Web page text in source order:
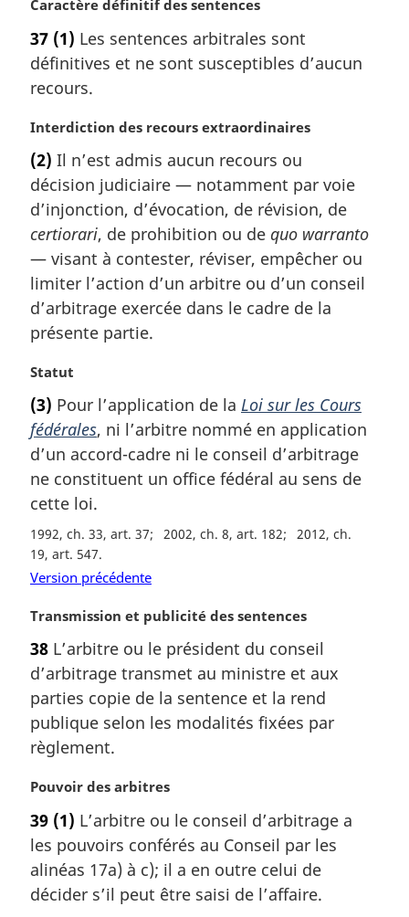
n
a
e
:
N
t
e
m
r
i
n
a
e
:
Caractère définitif des sentences
37 (1) Les sentences arbitrales sont
définitives et ne sont susceptibles d’aucun
recours.
N
t
e
m
a
g
i
n
a
l
e
Interdiction des recours extraordinaires
(2) Il n’est admis aucun recours ou
décision judiciaire — notamment par voie
d’injonction, d’évocation, de révision, de
certiorari, de prohibition ou de quo warranto
— visant à contester, réviser, empêcher ou
limiter l’action d’un arbitre ou d’un conseil
d’arbitrage exercée dans le cadre de la
présente partie.
N
t
e
m
a
g
i
n
a
e
Statut
(3) Pour l’application de la Loi sur les Cours
fédérales, ni l’arbitre nommé en application
d’un accord-cadre ni le conseil d’arbitrage
ne constituent un office fédéral au sens de
cette loi.
1992, ch. 33, art. 37 2002, ch. 8, art. 182
2012, ch.
19, art. 547
Version précédente
N
t
e
m
a
r
g
n
a
l
e
:
Transmission et publicité des sentences
38 L’arbitre ou le président du conseil
d’arbitrage transmet au ministre et aux
parties copie de la sentence et la rend
publique selon les modalités fixées par
règlement.
N
t
e
m
a
Pouvoir des arbitres
39 (1) L’arbitre ou le conseil d’arbitrage a
les pouvoirs conférés au Conseil par les
alinéas 17a) à c); il a en outre celui de
décider s’il peut être saisi de l’affaire.